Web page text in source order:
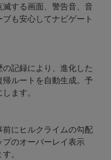
する画面、警告音、音
も安心してナビゲート
記録により、進化した
ルートを自動生成。予
ます。
にヒルクライムの勾配
のオーバーレイ表示
。